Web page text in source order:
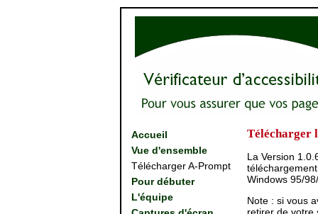
Accueil
Vue d'ensemble
Télécharger A-Prompt
Pour débuter
L'équipe
Télécharger
La Version
Windows 95/
Note : si vous